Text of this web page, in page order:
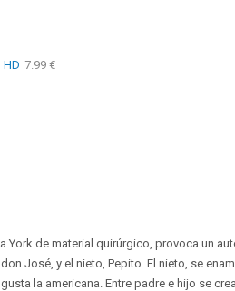
HD 7.99 €
de material quirúrgico, provoca un
José, y el nieto, Pepito. El nieto, se
la americana. Entre padre e hijo se